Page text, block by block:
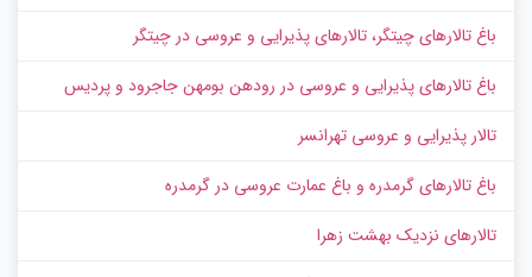
باغ تالارهای چیتگر، تالارهای پذیرایی و عروسی در چیتگر
باغ تالارهای پذیرایی و عروسی در رودهن بومهن جاجرود و پردیس
تالار پذیرایی و عروسی تهرانسر
باغ تالارهای گرمدره و باغ عمارت عروسی در گرمدره
تالارهای نزدیک بهشت زهرا